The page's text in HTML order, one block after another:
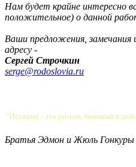
Нам будет крайне интересно
положительное) о данной
Ваши предложения,
адресу -
Сергей Строчкин
serge@rodoslovia.ru
"История - это роман, бывший в
Братья Эдмон и Жюль Гонкуры